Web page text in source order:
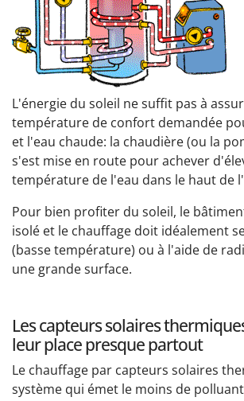
L'énergie du soleil ne suffit pas à
température de confort demandée
et l'eau chaude: la chaudière (ou la
s'est mise en route pour achever
température de l'eau dans le haut de
Pour bien profiter du soleil, le
isolé et le chauffage doit idéalement
(basse température) ou à l'aide de
une grande surface.
Les capteurs solaires
leur place presque partout
Le chauffage par capteurs solaires
système qui émet le moins de